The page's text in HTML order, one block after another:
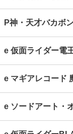
P神・天才バカボ
e 仮面ライダー電
e マギアレコード
e ソードアート・